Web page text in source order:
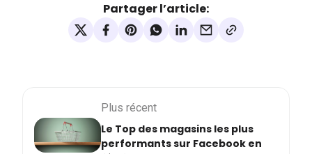
Partager l’article:
Plus récent
Le Top des magasins les plus
performants sur Facebook en